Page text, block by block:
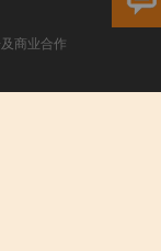
商业合作